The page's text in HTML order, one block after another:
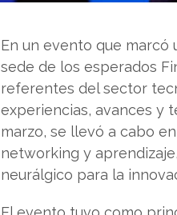
En un evento que marcó
sede de los esperados
referentes del sector
experiencias, avances y
marzo, se llevó a cabo
networking y
neurálgico para la